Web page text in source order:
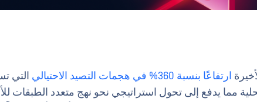
ارتفاعًا بنسبة 360% في هجمات التصيد الاحتيالي
التي
مما يدفع إلى تحول استراتيجي نحو نهج متعدد الطبقات